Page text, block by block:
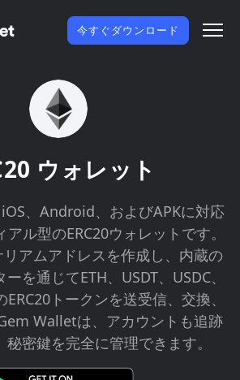
今すぐダウンロード
ウォレット
、Android、およびAPKに対応
ル型のERC20ウォレットです。
アムアドレスを作成し、内蔵の
を通じてETH、USDT、USDC、
トークンを送受信、交換、
Walletは、アカウントも追跡
密鍵を完全に管理できます。